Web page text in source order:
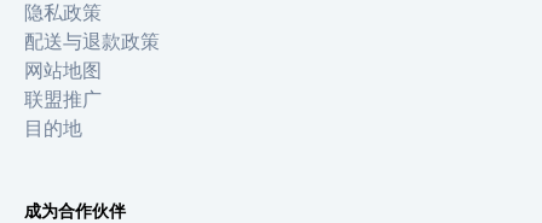
隐私政策
配送与退款政策
网站地图
联盟推广
目的地
成为合作伙伴